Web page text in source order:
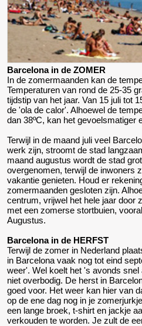
Barcelona in de ZOMER
In de zomermaanden kan de
Temperaturen van rond de 25-35
tijdstip van het jaar. Van 15 juli tot
de 'ola de calor'. Alhoewel de
dan 38ºC, kan het gevoelsmatiger
Terwijl in de maand juli veel
werk zijn, stroomt de stad
maand augustus wordt de stad
overgenomen, terwijl de inwoners
vakantie genieten. Houd er
zomermaanden gesloten zijn.
centrum, vrijwel het hele jaar door
met een zomerse stortbuien,
Augustus.
Barcelona in de HERFST
Terwijl de zomer in Nederland
in Barcelona vaak nog tot eind
weer'. Wel koelt het 's avonds
niet overbodig. De herst in
goed voor. Het weer kan hier van
op de ene dag nog in je
een lange broek, t-shirt en jackje
verkouden te worden. Je zult de